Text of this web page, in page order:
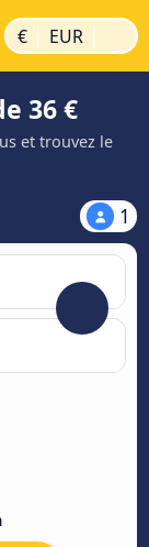
€ | EUR |
36 €
et trouvez le
1